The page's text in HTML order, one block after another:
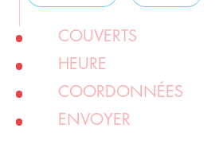
COUVERTS
HEURE
COORDONNÉES
ENVOYER